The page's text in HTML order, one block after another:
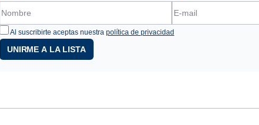
Al suscribirte aceptas nuestra política de privacidad
UNIRME A LA LISTA